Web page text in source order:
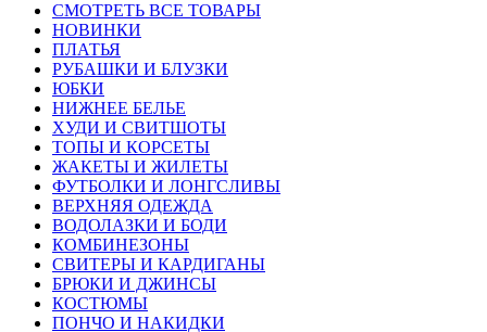
СМОТРЕТЬ ВСЕ ТОВАРЫ
НОВИНКИ
ПЛАТЬЯ
РУБАШКИ И БЛУЗКИ
ЮБКИ
НИЖНЕЕ БЕЛЬЕ
ХУДИ И СВИТШОТЫ
ТОПЫ И КОРСЕТЫ
ЖАКЕТЫ И ЖИЛЕТЫ
ФУТБОЛКИ И ЛОНГСЛИВЫ
ВЕРХНЯЯ ОДЕЖДА
ВОДОЛАЗКИ И БОДИ
КОМБИНЕЗОНЫ
СВИТЕРЫ И КАРДИГАНЫ
БРЮКИ И ДЖИНСЫ
КОСТЮМЫ
ПОНЧО И НАКИДКИ